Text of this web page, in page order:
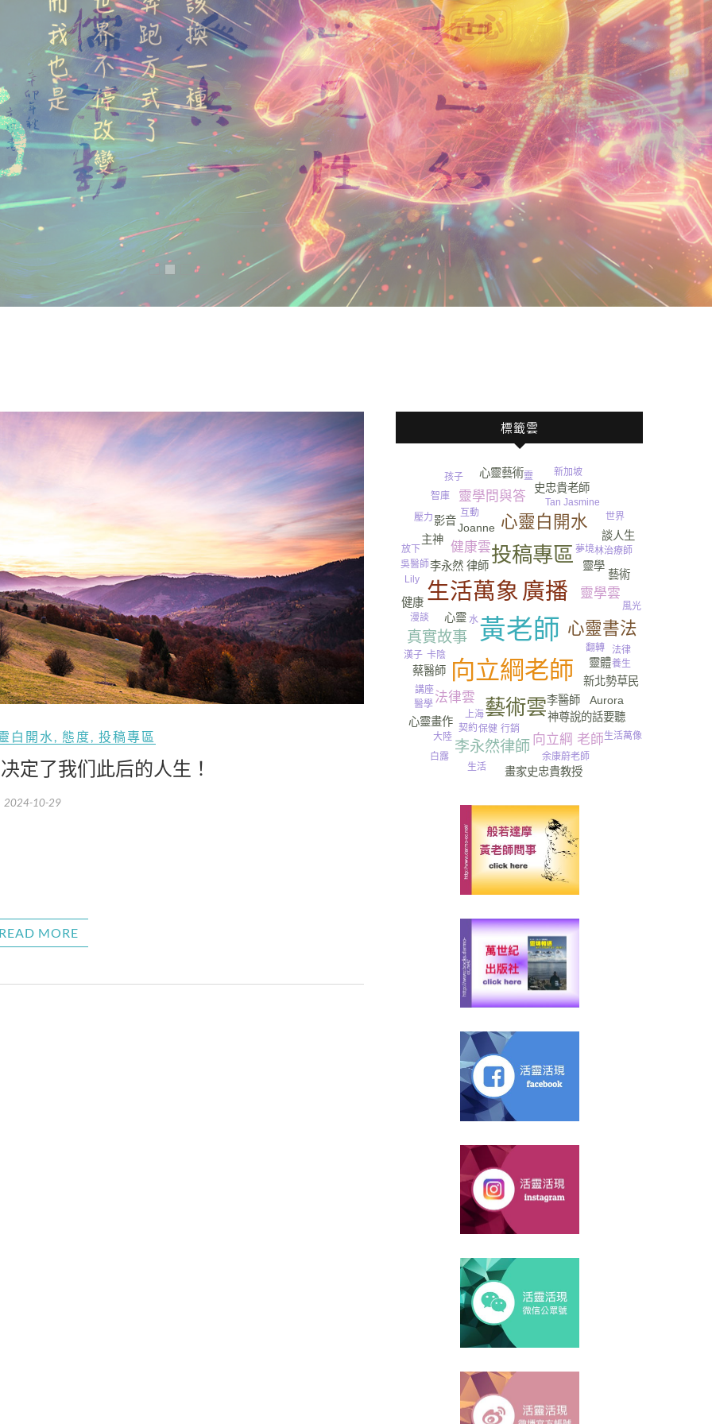
白開水 , 態度, 投稿專區
定了我们此后的人生！
2024-10-29
MORE
標籤雲
黃老師
向立綱老師
廣播
生活萬象
投稿專區
藝術雲
心靈白開水
心靈書法
李永然律師
真實故事
健康雲
靈學問與答
靈學雲
向立綱 老師
法律雲
心靈
李醫師
靈體
畫家史忠貴教授
Joanne
新北勢草民
神尊說的話要聽
靈學
蔡醫師
心靈畫作
主神
李永然 律師
影音
談人生
史忠貴老師
Aurora
健康
藝術
心靈藝術
林治療師
養生
Tan Jasmine
保健
上海
Lily
白露
翻轉
余康蔚老師
醫學
講座
風光
生活
法律
吳醫師
夢境
新加坡
世界
互動
大陸
孩子
智庫
漫談
靈
契約
卡陰
生活萬像
行銷
壓力
放下
水
漢子
旅遊